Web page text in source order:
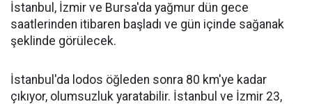
İstanbul, İzmir ve Bursa'da yağmur dün gece
saatlerinden itibaren başladı ve gün içinde sağanak
şeklinde görülecek.
İstanbul'da lodos öğleden sonra 80 km'ye kadar
çıkıyor, olumsuzluk yaratabilir. İstanbul ve İzmir 23,